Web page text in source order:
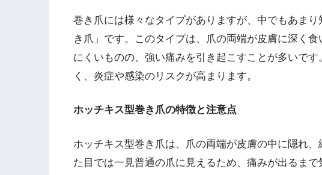
巻き爪には様々なタイプがありますが、中でもあま
き爪」です。このタイプは、爪の両端が皮膚に深く
にくいものの、強い痛みを引き起こすことが多いで
く、炎症や感染のリスクが高まります。
ホッチキス型巻き爪の特徴と注意点
ホッチキス型巻き爪は、爪の両端が皮膚の中に隠れ
た目では一見普通の爪に見えるため、痛みが出るま